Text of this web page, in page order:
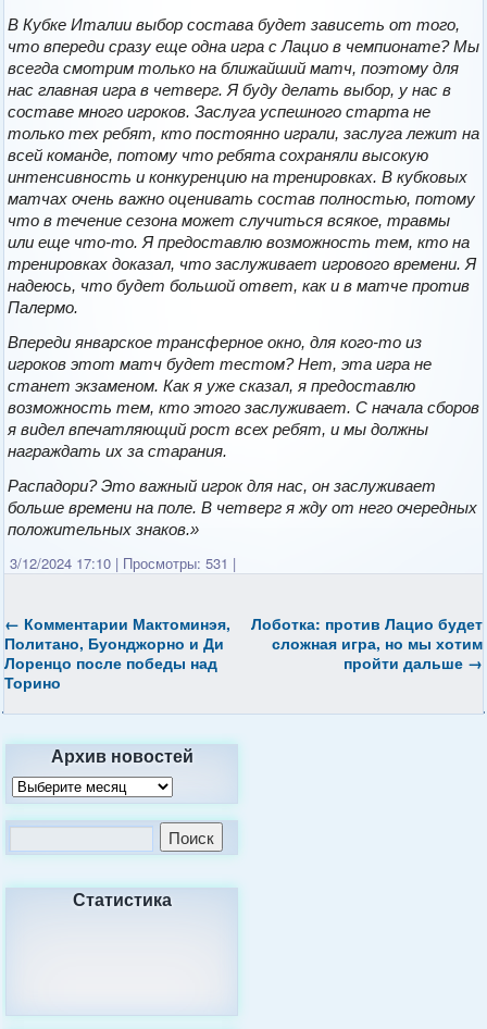
В Кубке Италии выбор состава будет зависеть от того,
что впереди сразу еще одна игра с Лацио в чемпионате? Мы
всегда смотрим только на ближайший матч, поэтому для
нас главная игра в четверг. Я буду делать выбор, у нас в
составе много игроков. Заслуга успешного старта не
только тех ребят, кто постоянно играли, заслуга лежит на
всей команде, потому что ребята сохраняли высокую
интенсивность и конкуренцию на тренировках. В кубковых
матчах очень важно оценивать состав полностью, потому
что в течение сезона может случиться всякое, травмы
или еще что-то. Я предоставлю возможность тем, кто на
тренировках доказал, что заслуживает игрового времени. Я
надеюсь, что будет большой ответ, как и в матче против
Палермо.
Впереди январское трансферное окно, для кого-то из
игроков этот матч будет тестом? Нет, эта игра не
станет экзаменом. Как я уже сказал, я предоставлю
возможность тем, кто этого заслуживает. С начала сборов
я видел впечатляющий рост всех ребят, и мы должны
награждать их за старания.
Распадори? Это важный игрок для нас, он заслуживает
больше времени на поле. В четверг я жду от него очередных
положительных знаков.»
3/12/2024 17:10 | Просмотры: 531 |
← Комментарии Мактоминэя,
Политано, Буонджорно и Ди
Лоренцо после победы над
Торино
Лоботка: против Лацио будет
сложная игра, но мы хотим
пройти дальше →
Архив новостей
Статистика